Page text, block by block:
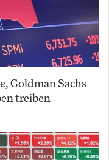
Goldman Sachs
treiben